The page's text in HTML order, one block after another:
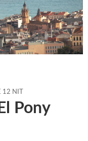
Zenon
12 NIT
Pony